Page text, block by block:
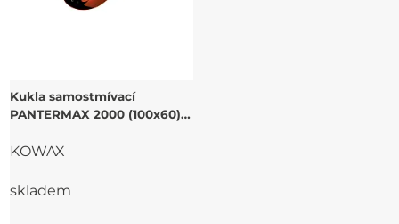
Kukla samostmívací
PANTERMAX 2000 (100x60)
KOWAX
skladem